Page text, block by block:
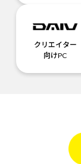
クリエイター
向けPC